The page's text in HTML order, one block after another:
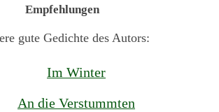
Empfehlungen
gute Gedichte des Autors:
Im Winter
An die Verstummten